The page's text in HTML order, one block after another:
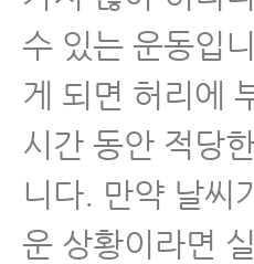
- 추간판탈출
- 추간판탈출
- 추간판탈출
- 추간판탈출
수 있는 운동입
게 되면 허리에
시간 동안 적당
니다. 만약 날씨
운 상황이라면